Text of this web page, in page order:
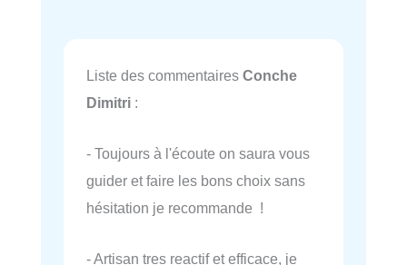
Liste des commentaires Conche
Dimitri :
- Toujours à l'écoute on saura vous
guider et faire les bons choix sans
hésitation je recommande !
- Artisan tres reactif et efficace, je